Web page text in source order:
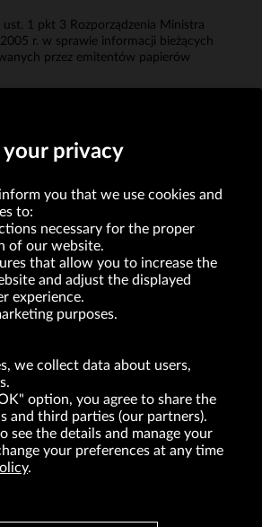
1 pkt 3 Rozporządzenia Ministra
r. w sprawie informacji bieżących
przez emitentów papierów
| 10 Pilotów Street | 31-462 Kraków
Number: 675-000-03-61
for Kraków-Śródmieście in Kraków
of the National Court Register number 0000047082
excessive late payment in commercial transactions
Laws of 2019, item 118 as amended).
privacy
you that we use cookies and
to:
necessary for the proper
of our website.
that allow you to increase the
and adjust the displayed
experience.
purposes.
we collect data about users,
option, you agree to share the
and third parties (our partners).
see the details and manage your
your preferences at any time
.